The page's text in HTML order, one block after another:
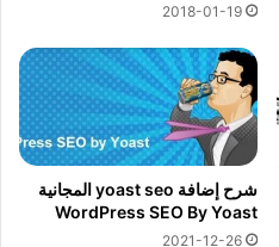
2018-01-19
شرح إضافة yoast seo المجانية
WordPress SEO By Yoast
2021-12-26